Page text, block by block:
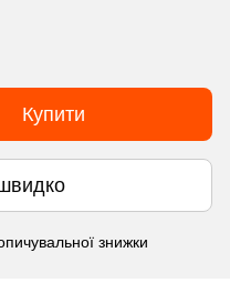
Купити
знижки